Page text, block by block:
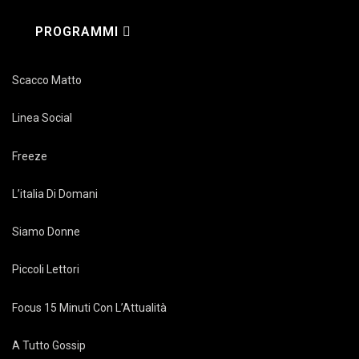
PROGRAMMI
Scacco Matto
Linea Social
Freeze
L’italia Di Domani
Siamo Donne
Piccoli Lettori
Focus 15 Minuti Con L’Attualità
A Tutto Gossip